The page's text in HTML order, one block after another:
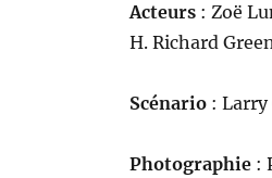
Acteurs: Zoë
H. Richard
Scénario : Larry
Photographie: